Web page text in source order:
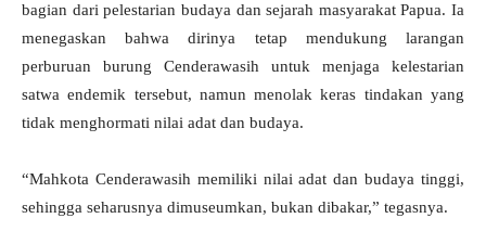
bagian dari pelestarian budaya dan sejarah masyarakat Papua. Ia
menegaskan bahwa dirinya tetap mendukung larangan
perburuan burung Cenderawasih untuk menjaga kelestarian
satwa endemik tersebut, namun menolak keras tindakan yang
tidak menghormati nilai adat dan budaya.
“Mahkota Cenderawasih memiliki nilai adat dan budaya tinggi,
sehingga seharusnya dimuseumkan, bukan dibakar,” tegasnya.